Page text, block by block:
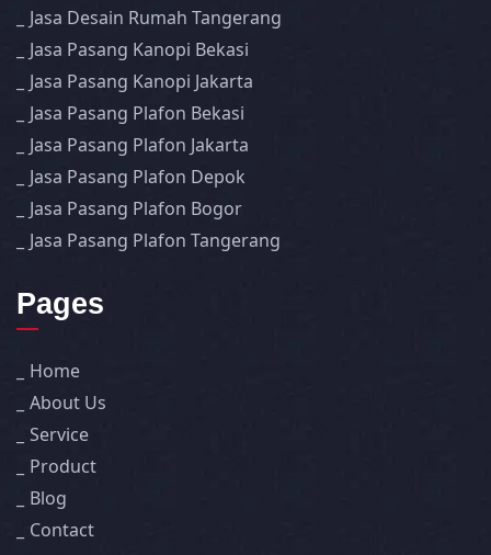
Jasa Desain Rumah Tangerang
Jasa Pasang Kanopi Bekasi
Jasa Pasang Kanopi Jakarta
Jasa Pasang Plafon Bekasi
Jasa Pasang Plafon Jakarta
Jasa Pasang Plafon Depok
Jasa Pasang Plafon Bogor
Jasa Pasang Plafon Tangerang
Pages
Home
About Us
Service
Product
Blog
Contact